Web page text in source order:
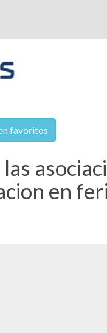
favoritos
en